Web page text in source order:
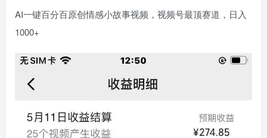
AI一键百分百原创情感小故事视频，视频号最顶赛道，日入
1000+